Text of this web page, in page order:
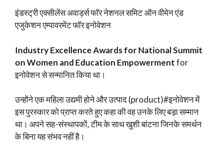
इंडस्ट्री एक्सीलेंस अवार्ड्स फॉर नेशनल समिट ऑन वीमेन एंड
एजुकेशन एम्पावरमेंट फॉर इनोवेशन
Industry Excellence Awards for National Summit
on Women and Education Empowermentfor
इनोवेशन से सन्मानित किया था।
उन्होंने एक महिला उद्यमी होने और उत्पाद (product)#इनोवेशन में
इस पुरस्कार को प्राप्त करते हुए कहा की वह उनके लिए बड़ा सम्मान
था। अपने सह-संस्थापकों, टीम के साथ खुशी बांटना जिनके समर्थन
के बिना यह संभव नहीं है।